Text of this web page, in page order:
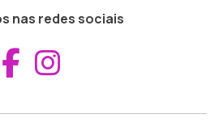
nas redes sociais
Aceder ao